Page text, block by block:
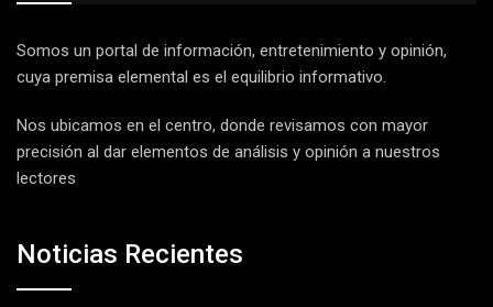
Somos un portal de información, entretenimiento y opinión,
cuya premisa elemental es el equilibrio informativo.
Nos ubicamos en el centro, donde revisamos con mayor
precisión al dar elementos de análisis y opinión a nuestros
lectores
Noticias Recientes